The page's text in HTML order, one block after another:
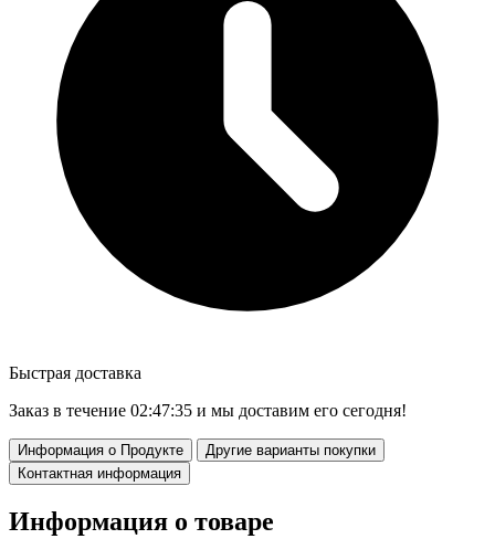
Быстрая доставка
Заказ в течение 02:47:34 и мы доставим его сегодня!
Информация о Продукте
Другие варианты покупки
Контактная информация
Информация о товаре